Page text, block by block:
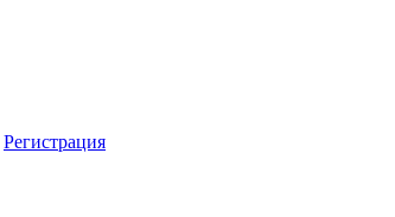
Регистрация